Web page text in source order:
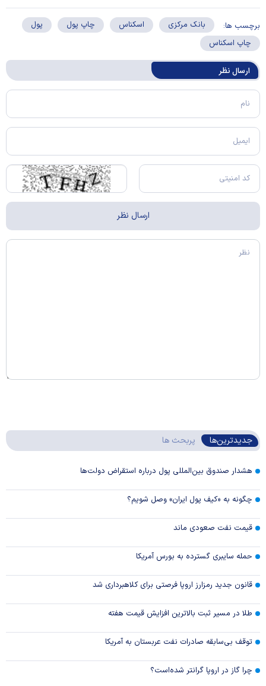
برچسب ها: بانک مرکزی اسکناس چاپ پول
پول
چاپ اسکناس
ارسال‌ نظر
جدیدترین‌ها پربحث ها
هشدار صندوق بین‌المللی پول درباره استقراض دولت‌ها
چگونه به «کیف پول ایران» وصل شویم؟
قیمت نفت صعودی ماند
حمله سایبری گسترده به بورس آمریکا
قانون جدید رمزارز اروپا فرصتی برای کلاهبرداری شد
طلا در مسیر ثبت بالاترین افزایش قیمت هفته
توقف بی‌سابقه صادرات نفت عربستان به آمریکا
چرا گاز در اروپا گرانتر شده‌است؟